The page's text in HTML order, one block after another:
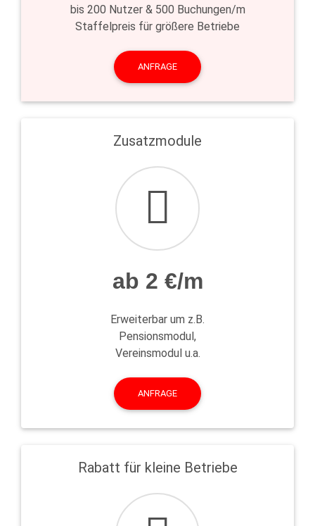
bis 200 Nutzer & 500 Buchungen/m
Staffelpreis für größere Betriebe
ANFRAGE
Zusatzmodule
ab 2 €/m
Erweiterbar um z.B.
Pensionsmodul,
Vereinsmodul u.a.
ANFRAGE
Rabatt für kleine Betriebe